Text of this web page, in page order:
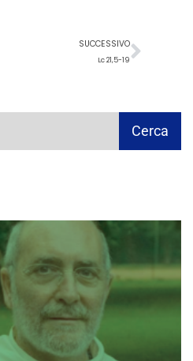
SUCCESSIVO
Lc 21,5-19
Cerca